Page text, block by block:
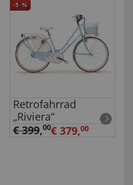
-5 %
Retrofahrrad
„Riviera“
€ 399,00€ 379,00